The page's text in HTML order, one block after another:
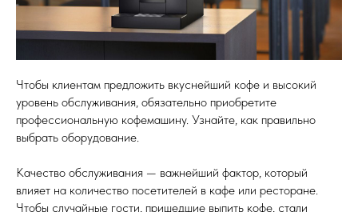
Чтобы клиентам предложить вкуснейший кофе и высокий
уровень обслуживания, обязательно приобретите
профессиональную кофемашину. Узнайте, как правильно
выбрать оборудование.
Качество обслуживания — важнейший фактор, который
влияет на количество посетителей в кафе или ресторане.
Чтобы случайные гости, пришедшие выпить кофе, стали